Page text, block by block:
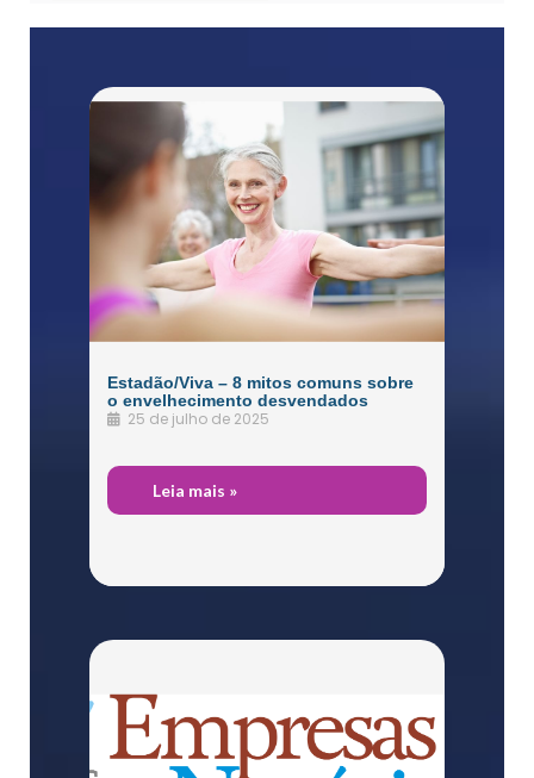
Estadão/Viva – 8 mitos comuns sobre
o envelhecimento desvendados
25 de julho de 2025
Leia mais »